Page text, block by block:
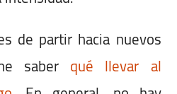
de partir hacia nuevos
saber qué llevar al